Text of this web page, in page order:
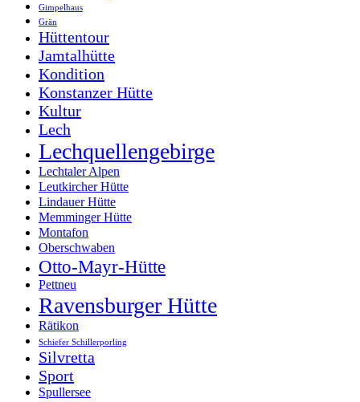
Gimpelhaus
Grän
Hüttentour
Jamtalhütte
Kondition
Konstanzer Hütte
Kultur
Lech
Lechquellengebirge
Lechtaler Alpen
Leutkircher Hütte
Lindauer Hütte
Memminger Hütte
Montafon
Oberschwaben
Otto-Mayr-Hütte
Pettneu
Ravensburger Hütte
Rätikon
Schiefer Schillerporling
Silvretta
Sport
Spullersee